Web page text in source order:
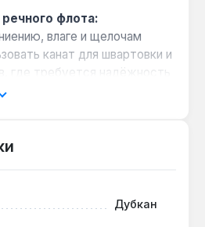
флота:
влаге и щелочам
канат для швартовки и
где требуется надёжность
с водой.
снижая риск
задачу: доступны бухты
Дубкан